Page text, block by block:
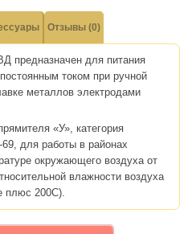
Отзывы (0)
предназначен для питания
током при ручной
металлов электродами
«У», категория
для работы в районах
окружающего воздуха от
влажности воздуха
плюс 200С).